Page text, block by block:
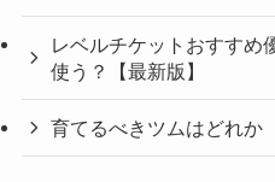
レベルチケットおすすめ
使う？【最新版】
育てるべきツムはどれか